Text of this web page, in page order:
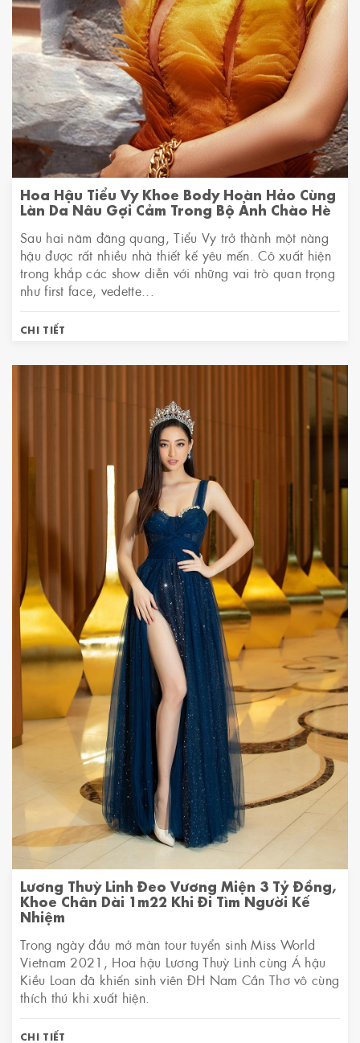
Hoa Hậu Tiểu Vy Khoe Body Hoàn Hảo Cùng
Làn Da Nâu Gợi Cảm Trong Bộ Ảnh Chào Hè
Sau hai năm đăng quang, Tiểu Vy trở thành một nàng
hậu được rất nhiều nhà thiết kế yêu mến. Cô xuất hiện
trong khắp các show diễn với những vai trò quan trọng
như first face, vedette...
CHI TIẾT
Lương Thuỳ Linh Đeo Vương Miện 3 Tỷ Đồng,
Khoe Chân Dài 1m22 Khi Đi Tìm Người Kế
Nhiệm
Trong ngày đầu mở màn tour tuyển sinh Miss World
Vietnam 2021, Hoa hậu Lương Thuỳ Linh cùng Á hậu
Kiều Loan đã khiến sinh viên ĐH Nam Cần Thơ vô cùng
thích thú khi xuất hiện.
CHI TIẾT